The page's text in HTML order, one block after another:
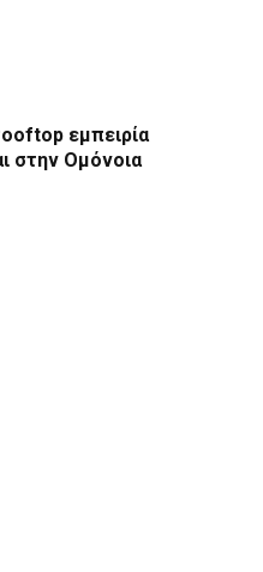
εμπειρία
στην Ομόνοια